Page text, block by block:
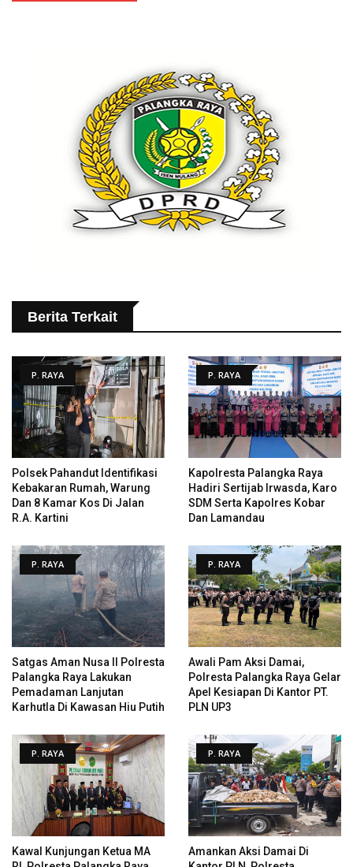
Berita Terkait
P. RAYA
Polsek Pahandut Identifikasi
Kebakaran Rumah, Warung
Dan 8 Kamar Kos Di Jalan
R.A. Kartini
P. RAYA
Kapolresta Palangka Raya
Hadiri Sertijab Irwasda, Karo
SDM Serta Kapolres Kobar
Dan Lamandau
P. RAYA
Satgas Aman Nusa II Polresta
Palangka Raya Lakukan
Pemadaman Lanjutan
Karhutla Di Kawasan Hiu Putih
P. RAYA
Awali Pam Aksi Damai,
Polresta Palangka Raya Gelar
Apel Kesiapan Di Kantor PT.
PLN UP3
P. RAYA
Kawal Kunjungan Ketua MA
P. RAYA
Amankan Aksi Damai Di